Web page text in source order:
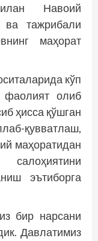
Навоий
тажрибали
маҳорат
кўп
олиб
ҳисса қўшган
қувватлаш,
маҳоратидан
эътиборга
бир нарсани
Давлатимиз